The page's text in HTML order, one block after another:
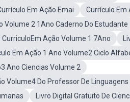
Em Ação Emai
Currículo Em
Volume 2 1Ano Caderno Do Estudante
CurriculoEm Ação Volume 1 7Ano
Em Ação 1 Ano Volume2 Ciclo
Ano Ciencias Volume 2
Volume4 Do Professor De Linguagens
Livro Digital Gratuito De